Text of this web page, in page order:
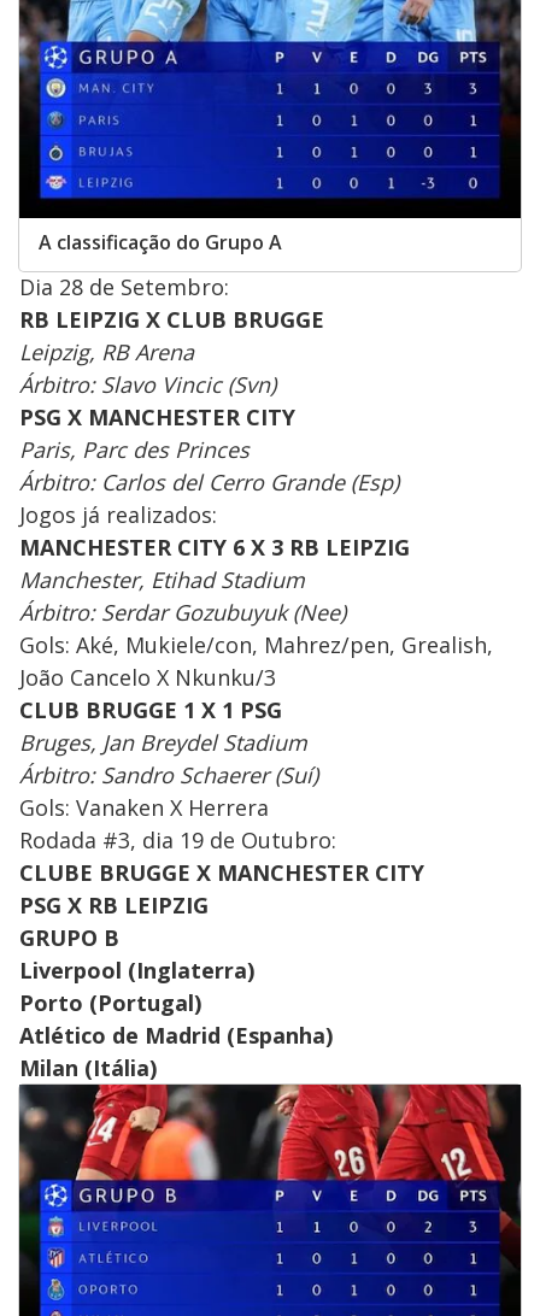
A classificação do Grupo A
Dia 28 de Setembro:
RB LEIPZIG X CLUB BRUGGE
Leipzig, RB Arena
Árbitro: Slavo Vincic (Svn)
PSG X MANCHESTER CITY
Paris, Parc des Princes
Árbitro: Carlos del Cerro Grande (Esp)
Jogos já realizados:
MANCHESTER CITY 6 X 3 RB LEIPZIG
Manchester, Etihad Stadium
Árbitro: Serdar Gozubuyuk (Nee)
Gols: Aké, Mukiele/con, Mahrez/pen, Grealish,
João Cancelo X Nkunku/3
CLUB BRUGGE 1 X 1 PSG
Bruges, Jan Breydel Stadium
Árbitro: Sandro Schaerer (Suí)
Gols: Vanaken X Herrera
Rodada #3, dia 19 de Outubro:
CLUBE BRUGGE X MANCHESTER CITY
PSG X RB LEIPZIG
GRUPO B
Liverpool (Inglaterra)
Porto (Portugal)
Atlético de Madrid (Espanha)
Milan (Itália)